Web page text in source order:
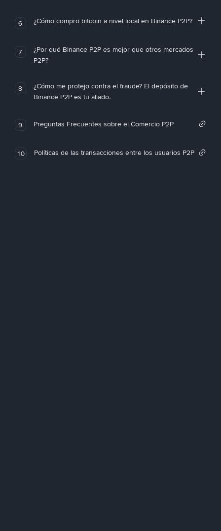
6 ¿Cómo compro bitcoin a nivel local en Binance P2P?
7
¿Por qué Binance P2P es mejor que otros mercados
P2P?
8
¿Cómo me protejo contra el fraude? El depósito de
Binance P2P es tu aliado.
9 Preguntas Frecuentes sobre el Comercio P2P
10 Políticas de las transacciones entre los usuarios P2P